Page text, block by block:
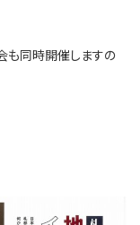
も同時開催しますの